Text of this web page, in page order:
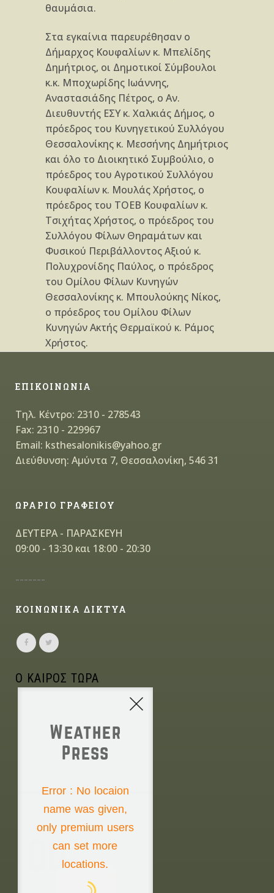
θαυμάσια.
Στα εγκαίνια παρευρέθησαν ο
Δήμαρχος Κουφαλίων κ. Μπελίδης
Δημήτριος, οι Δημοτικοί Σύμβουλοι
κ.κ. Μποχωρίδης Ιωάννης,
Αναστασιάδης Πέτρος, ο Αν.
Διευθυντής ΕΣΥ κ. Χαλκιάς Δήμος, ο
πρόεδρος του Κυνηγετικού Συλλόγου
Θεσσαλονίκης κ. Μεσσήνης Δημήτριος
και όλο το Διοικητικό Συμβούλιο, ο
πρόεδρος του Αγροτικού Συλλόγου
Κουφαλίων κ. Μουλάς Χρήστος, ο
πρόεδρος του ΤΟΕΒ Κουφαλίων κ.
Τσιχήτας Χρήστος, ο πρόεδρος του
Συλλόγου Φίλων Θηραμάτων και
Φυσικού Περιβάλλοντος Αξιού κ.
Πολυχρονίδης Παύλος, ο πρόεδρος
του Ομίλου Φίλων Κυνηγών
Θεσσαλονίκης κ. Μπουλούκης Νίκος,
ο πρόεδρος του Ομίλου Φίλων
Κυνηγών Ακτής Θερμαϊκού κ. Ράμος
Χρήστος.
ΕΠΙΚΟΙΝΩΝΙΑ
Τηλ. Κέντρο: 2310 - 278543
Fax: 2310 - 229967
Email: ksthesalonikis@yahoo.gr
Διεύθυνση: Αμύντα 7, Θεσσαλονίκη, 546 31
ΩΡΑΡΙΟ ΓΡΑΦΕΙΟΥ
ΔΕΥΤΕΡΑ - ΠΑΡΑΣΚΕΥΗ
09:00 - 13:30 και 18:00 - 20:30
-------
ΚΟΙΝΩΝΙΚΑ ΔΙΚΤΥΑ
Ο ΚΑΙΡΟΣ ΤΩΡΑ
Weather
Press
Error : No locaion
name was given,
only premium users
can set more
locations.
Thursday the 6th
00°